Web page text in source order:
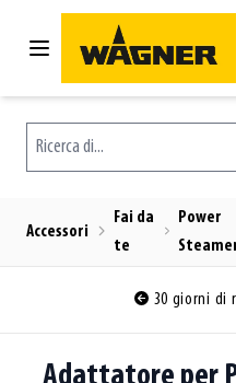
Salta al contenuto
Ricerca di...
Accessori
Fai da
te
Power
di restituzione gratuita